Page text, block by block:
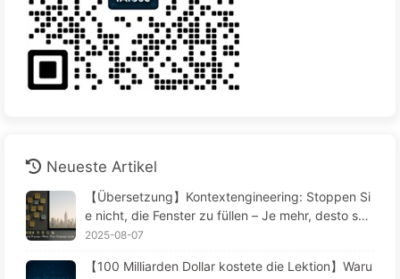
Neueste Artikel
【Übersetzung】Kontextengineering: Stoppen Si
e nicht, die Fenster zu füllen – Je mehr, desto sch
limmer! Nutzen Sie den Schreibfilter in vier Schrit
vermeiden Sie Konflikte und halten Sie den Lärm
2025-08-07
【100 Milliarden Dollar kostete die Lektion】Waru